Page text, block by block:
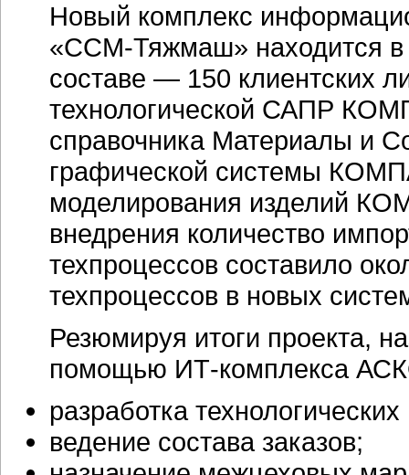
Новый комплекс
«ССМ-Тяжмаш» находится в
составе — 150 клиентских
технологической САПР
справочника Материалы и
графической системы
моделирования изделий
внедрения количество
техпроцессов составило
техпроцессов в новых
Резюмируя итоги проекта,
помощью ИТ-комплекса
разработка
ведение состава заказов;